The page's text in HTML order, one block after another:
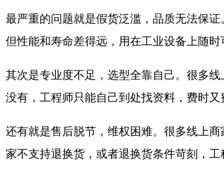
最严重的问题就是假货泛滥，品质无法保
但性能和寿命差得远，用在工业设备上随
其次是专业度不足，选型全靠自己。很多
没有，工程师只能自己到处找资料，费时
还有就是售后脱节，维权困难。很多线上
家不支持退换货，或者退换货条件苛刻，工